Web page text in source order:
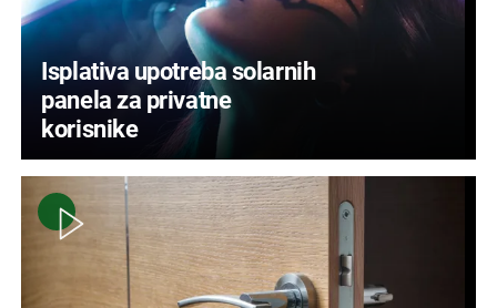
Isplativa upotreba solarnih
panela za privatne
korisnike